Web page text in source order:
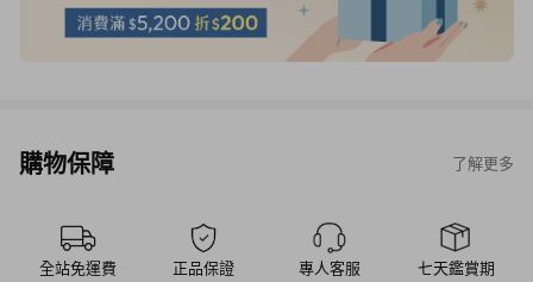
購物保障 了解更多
全站免運費 正品保證 專人客服 七天鑑賞期